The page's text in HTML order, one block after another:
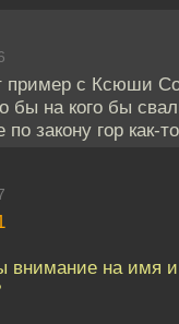
пример с Ксюши
бы на кого бы
закону гор как-
внимание на имя